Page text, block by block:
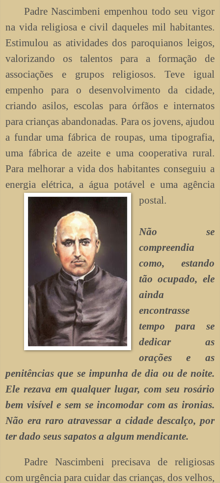
Padre Nascimbeni empenhou todo seu vigor
na vida religiosa e civil daqueles mil habitantes.
Estimulou as atividades dos paroquianos leigos,
valorizando os talentos para a formação de
associações e grupos religiosos. Teve igual
empenho para o desenvolvimento da cidade,
criando asilos, escolas para órfãos e internatos
para crianças abandonadas. Para os jovens, ajudou
a fundar uma fábrica de roupas, uma tipografia,
uma fábrica de azeite e uma cooperativa rural.
Para melhorar a vida dos habitantes conseguiu a
energia elétrica, a água potável e uma agência
postal.
Não se
compreendia
como, estando
tão ocupado, ele
ainda
encontrasse
tempo para se
dedicar as
orações e as
penitências que se impunha de dia ou de noite.
Ele rezava em qualquer lugar, com seu rosário
bem visível e sem se incomodar com as ironias.
Não era raro atravessar a cidade descalço, por
ter dado seus sapatos a algum mendicante.
Padre Nascimbeni precisava de religiosas
com urgência para cuidar das crianças, dos velhos,